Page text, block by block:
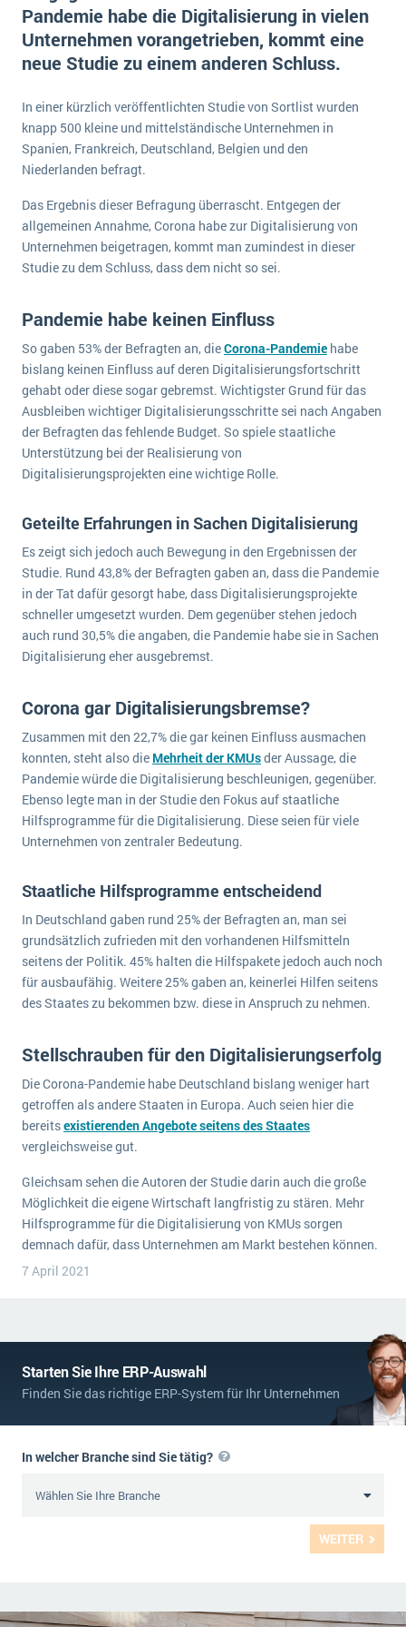
Suche
Vergleich
Einführung
Schulung
Auswertung
Service und Wartung
E-commerce
Einzelhandel
Finanzen
Grosshandel
Handel
Handwerk
IKT
Installation
Landwirtschaft
Medien
NGO
Lebensmittelindustrie
Logistik
Produktion
Immobilien
Textil und Mode
Vermietung
Versorgung
Die 4 Komponenten eines CRM-Systems
5 Funktionen einer ERP-Software für Konzerne
Was ist Data Mining? - Ein Leitfaden für Unternehmen
Mehr über ERP-Software
ERP Wissenszentrum
Ein WMS implementieren: Das sind die 6
wichtigsten Punkte, die es zu beachten gilt
Service Level Agreements (SLA) und ERP: Was muss man wissen?
MEHR ÜBER ERP-SOFTWARE
ERP News
SAP übernimmt Reltio für eine bessere
Datenintegration
Die „SaaSpocalypse“: Was ist das und was bedeutet es für die Zukunft von Unternehmenssoftware?
ERP-Trends in der Produktion
NACHRICHTENARCHIV
Offene Stellen bei ERP-Lieferanten
Über uns
Impressum
Kontakt
Pandemie habe die Digitalisierung in vielen
Unternehmen vorangetrieben, kommt eine
neue Studie zu einem anderen Schluss.
In einer kürzlich veröffentlichten Studie von Sortlist wurden
knapp 500 kleine und mittelständische Unternehmen in
Spanien, Frankreich, Deutschland, Belgien und den
Niederlanden befragt.
Das Ergebnis dieser Befragung überrascht. Entgegen der
allgemeinen Annahme, Corona habe zur Digitalisierung von
Unternehmen beigetragen, kommt man zumindest in dieser
Studie zu dem Schluss, dass dem nicht so sei.
Pandemie habe keinen Einfluss
So gaben 53% der Befragten an, dieCorona-Pandemie habe
bislang keinen Einfluss auf deren Digitalisierungsfortschritt
gehabt oder diese sogar gebremst. Wichtigster Grund für das
Ausbleiben wichtiger Digitalisierungsschritte sei nach Angaben
der Befragten das fehlende Budget. So spiele staatliche
Unterstützung bei der Realisierung von
Digitalisierungsprojekten eine wichtige Rolle.
Geteilte Erfahrungen in Sachen Digitalisierung
Es zeigt sich jedoch auch Bewegung in den Ergebnissen der
Studie. Rund 43,8% der Befragten gaben an, dass die Pandemie
in der Tat dafür gesorgt habe, dass Digitalisierungsprojekte
schneller umgesetzt wurden. Dem gegenüber stehen jedoch
auch rund 30,5% die angaben, die Pandemie habe sie in Sachen
Digitalisierung eher ausgebremst.
Corona gar Digitalisierungsbremse?
Zusammen mit den 22,7% die gar keinen Einfluss ausmachen
konnten, steht also die Mehrheit der KMUsder Aussage, die
Pandemie würde die Digitalisierung beschleunigen, gegenüber.
Ebenso legte man in der Studie den Fokus auf staatliche
Hilfsprogramme für die Digitalisierung. Diese seien für viele
Unternehmen von zentraler Bedeutung.
Staatliche Hilfsprogramme entscheidend
In Deutschland gaben rund 25% der Befragten an, man sei
grundsätzlich zufrieden mit den vorhandenen Hilfsmitteln
seitens der Politik. 45% halten die Hilfspakete jedoch auch noch
für ausbaufähig. Weitere 25% gaben an, keinerlei Hilfen seitens
des Staates zu bekommen bzw. diese in Anspruch zu nehmen.
Stellschrauben für den Digitalisierungserfolg
Die Corona-Pandemie habe Deutschland bislang weniger hart
getroffen als andere Staaten in Europa. Auch seien hier die
bereitsexistierenden Angebote seitens des Staates
vergleichsweise gut.
Gleichsam sehen die Autoren der Studie darin auch die große
Möglichkeit die eigene Wirtschaft langfristig zu stären. Mehr
Hilfsprogramme für die Digitalisierung von KMUs sorgen
demnach dafür, dass Unternehmen am Markt bestehen können.
7 April 2021
Starten Sie Ihre ERP-Auswahl
Finden Sie das richtige ERP-System für Ihr Unternehmen
WEITER
In welcher Branche sind Sie tätig?